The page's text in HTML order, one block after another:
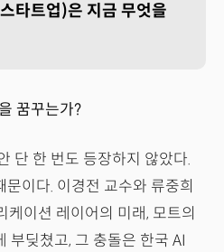
타트업)은 지금 무엇을
꿈꾸는가?
단 한 번도 등장하지 않았다.
이다. 이경전 교수와 류중희
케이션 레이어의 미래, 모트의
부딪쳤고, 그 충돌은 한국 AI